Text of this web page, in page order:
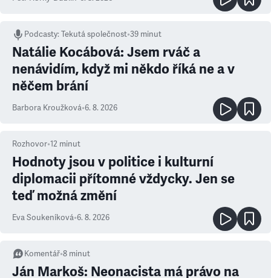
Podcasty:Tekutá společnost•39 minut
Natálie Kocábová: Jsem rváč a
nenávidím, když mi někdo říká ne a v
něčem brání
Barbora Kroužková•6. 8. 2026
Rozhovor•12 minut
Hodnoty jsou v politice i kulturní
diplomacii přítomné vždycky. Jen se
teď možná změní
Eva Soukeníková•6. 8. 2026
Komentář•8 minut
Ján Markoš: Neonacista má právo na